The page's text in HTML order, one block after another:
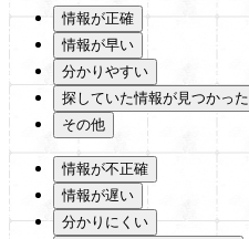
情報が正確
情報が早い
分かりやすい
探していた情報が見つかった
その他
情報が不正確
情報が遅い
分かりにくい